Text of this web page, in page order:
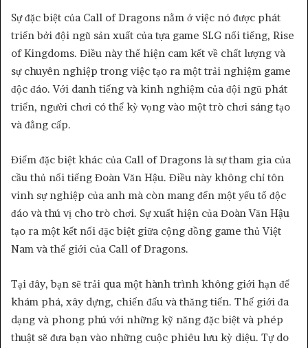
Sự đặc biệt của Call of Dragons nằm ở việc nó được phát
triển bởi đội ngũ sản xuất của tựa game SLG nổi tiếng, Rise
of Kingdoms. Điều này thể hiện cam kết về chất lượng và
sự chuyên nghiệp trong việc tạo ra một trải nghiệm game
độc đáo. Với danh tiếng và kinh nghiệm của đội ngũ phát
triển, người chơi có thể kỳ vọng vào một trò chơi sáng tạo
và đẳng cấp.
Điểm đặc biệt khác của Call of Dragons là sự tham gia của
cầu thủ nổi tiếng Đoàn Văn Hậu. Điều này không chỉ tôn
vinh sự nghiệp của anh mà còn mang đến một yếu tố độc
đáo và thú vị cho trò chơi. Sự xuất hiện của Đoàn Văn Hậu
tạo ra một kết nối đặc biệt giữa cộng đồng game thủ Việt
Nam và thế giới của Call of Dragons.
Tại đây, bạn sẽ trải qua một hành trình không giới hạn để
khám phá, xây dựng, chiến đấu và thăng tiến. Thế giới đa
dạng và phong phú với những kỹ năng đặc biệt và phép
thuật sẽ đưa bạn vào những cuộc phiêu lưu kỳ diệu. Tự do